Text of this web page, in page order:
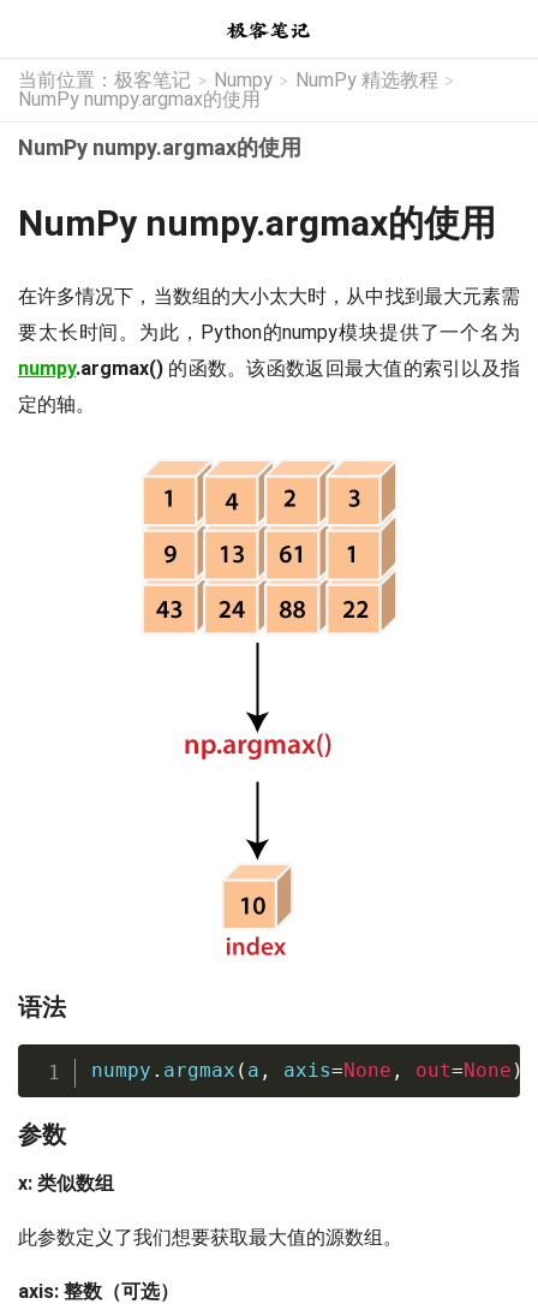
当前位置： 极客笔记 > Numpy > NumPy 精选教程 >
NumPy numpy.argmax的使用
NumPy numpy.argmax的使用
NumPy numpy.argmax的使用
在许多情况下，当数组的大小太大时，从中找到最大元素需
要太长时间。为此，Python的numpy模块提供了一个名为
numpy.argmax() 的函数。该函数返回最大值的索引以及指
定的轴。
语法
numpy . argmax ( a , axis=None , out=None )
参数
x: 类似数组
此参数定义了我们想要获取最大值的源数组。
axis: 整数（可选）